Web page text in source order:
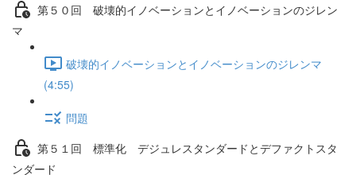
第５０回 破壊的イノベーションとイノベーションのジレン
マ
破壊的イノベーションとイノベーションのジレンマ
(4:55)
問題
第５１回 標準化 デジュレスタンダードとデファクトスタ
ンダード